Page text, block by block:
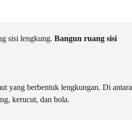
sisi lengkung. Bangun ruang sisi
yang berbentuk lengkungan. Di antara
kerucut, dan bola.